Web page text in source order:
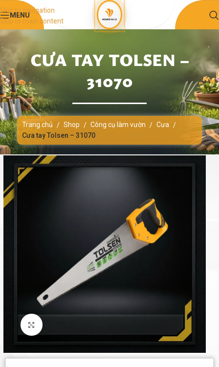
Skip to navigation
Skip to main content
MENU
CƯA TAY TOLSEN –
31070
Trang chủ / Shop / Công cụ làm vườn / Cưa /
Cưa tay Tolsen – 31070
Click to enlarge